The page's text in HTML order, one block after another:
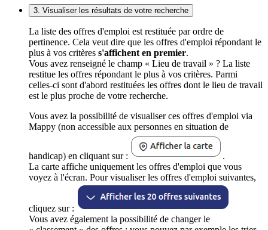
3. Visualiser les résultats de votre recherche
La liste des offres d'emploi est restituée par ordre de
pertinence. Cela veut dire que les offres d'emploi répondant le
plus à vos critères s'affichent en premier.
Vous avez renseigné le champ « Lieu de travail » ? La liste
restitue les offres répondant le plus à vos critères. Parmi
celles-ci sont d'abord restituées les offres dont le lieu de travail
est le plus proche de votre recherche.
Vous avez la possibilité de visualiser ces offres d'emploi via
Mappy (non accessible aux personnes en situation de
handicap) en cliquant sur :
.
La carte affiche uniquement les offres d'emploi que vous
voyez à l'écran. Pour visualiser les offres d'emploi suivantes,
cliquez sur :
Vous avez également la possibilité de changer le